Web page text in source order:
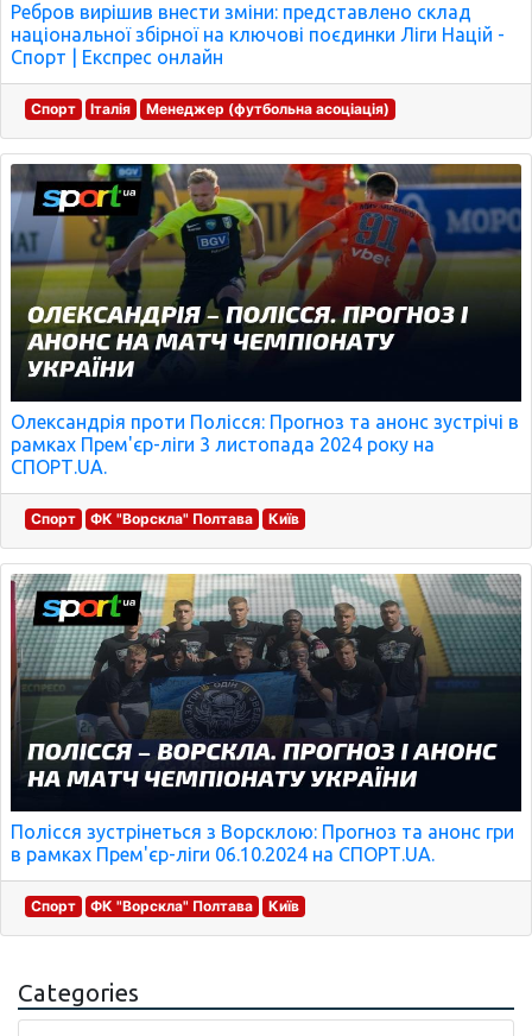
Ребров вирішив внести зміни: представлено склад
національної збірної на ключові поєдинки Ліги Націй -
Спорт | Експрес онлайн
Спорт Італія Менеджер (футбольна асоціація)
Олександрія проти Полісся: Прогноз та анонс зустрічі в
рамках Прем'єр-ліги 3 листопада 2024 року на
СПОРТ.UA.
Спорт ФК "Ворскла" Полтава Київ
Полісся зустрінеться з Ворсклою: Прогноз та анонс гри
в рамках Прем'єр-ліги 06.10.2024 на СПОРТ.UA.
Спорт ФК "Ворскла" Полтава Київ
Categories